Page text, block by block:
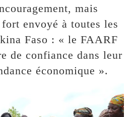
mais
envoyé à toutes les
Faso : « le FAARF
de confiance dans leur
économique ».